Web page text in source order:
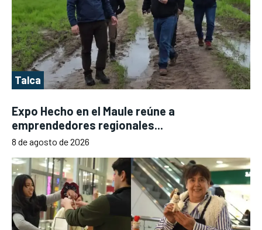
Talca
Expo Hecho en el Maule reúne a
emprendedores regionales...
8 de agosto de 2026